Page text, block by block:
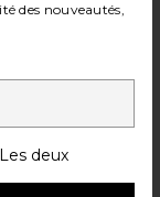
des nouveautés,
Les deux